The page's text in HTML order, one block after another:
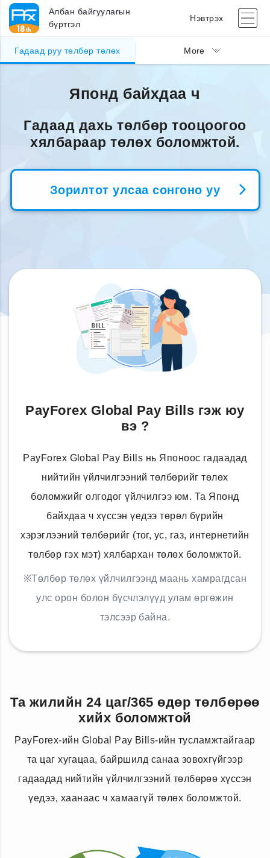
Албан байгуулагын
бүртгэл
Нэвтрэх
Гадаад руу төлбөр төлөх More
Японд байхдаа ч
Гадаад дахь төлбөр тооцоогоо
хялбараар төлөх боломжтой.
Зорилтот улсаа сонгоно уу
PayForex Global Pay Bills гэж юу
вэ ?
PayForex Global Pay Bills нь Японоос гадаадад
нийтийн үйлчилгээний төлбөрийг төлөх
боломжийг олгодог үйлчилгээ юм. Та Японд
байхдаа ч хүссэн үедээ төрөл бүрийн
хэрэглээний төлбөрийг (тог, ус, газ, интернетийн
төлбөр гэх мэт) хялбархан төлөх боломжтой.
※Төлбөр төлөх үйлчилгээнд маань хамрагдсан
улс орон болон бүсчлэлүүд улам өргөжин
тэлсээр байна.
Та жилийн 24 цаг/365 өдөр төлбөрөө
хийх боломжтой
PayForex-ийн Global Pay Bills-ийн тусламжтайгаар
та цаг хугацаа, байршилд санаа зовохгүйгээр
гадаадад нийтийн үйлчилгээний төлбөрөө хүссэн
үедээ, хаанаас ч хамаагүй төлөх боломжтой.